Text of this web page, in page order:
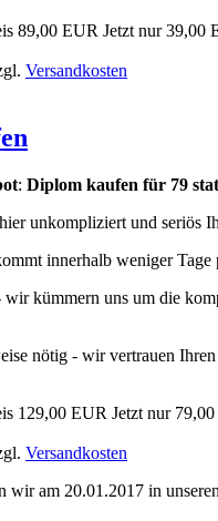
89,00 EUR Jetzt nur39,00
Versandkosten
: Diplom kaufen für 79
unkompliziert und seriös
innerhalb weniger Tage
wir kümmern uns um die
nötig - wir vertrauen
129,00 EUR Jetzt nur
Versandkosten
wir am 20.01.2017 in